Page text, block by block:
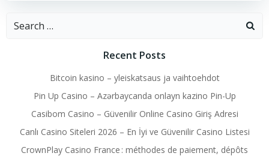
Search
Recent Posts
Bitcoin kasino – yleiskatsaus ja vaihtoehdot
Pin Up Casino – Azərbaycanda onlayn kazino Pin-Up
Casibom Casino – Güvenilir Online Casino Giriş Adresi
Canlı Casino Siteleri 2026 – En İyi ve Güvenilir Casino Listesi
CrownPlay Casino France : méthodes de paiement, dépôts